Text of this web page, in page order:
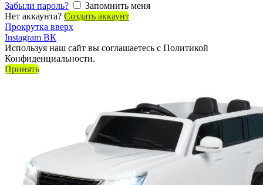
Забыли пароль?
Запомнить меня
Нет аккаунта? Создать аккаунт
Прокрутка вверх
Instagram ВК
Используя наш сайт вы соглашаетесь с Политикой
Конфиденциальности.
Принять